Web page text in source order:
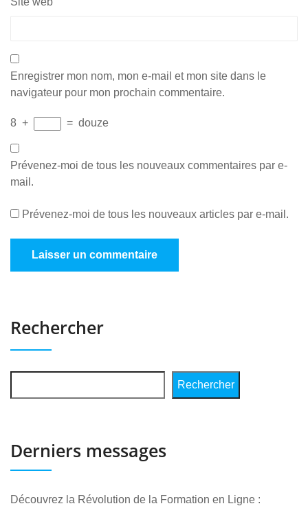
Enregistrer mon nom, mon e-mail et mon site dans le
navigateur pour mon prochain commentaire.
8 + = douze
Prévenez-moi de tous les nouveaux commentaires par e-
mail.
Prévenez-moi de tous les nouveaux articles par e-mail.
Rechercher
Rechercher
Derniers messages
Découvrez la Révolution de la Formation en Ligne :